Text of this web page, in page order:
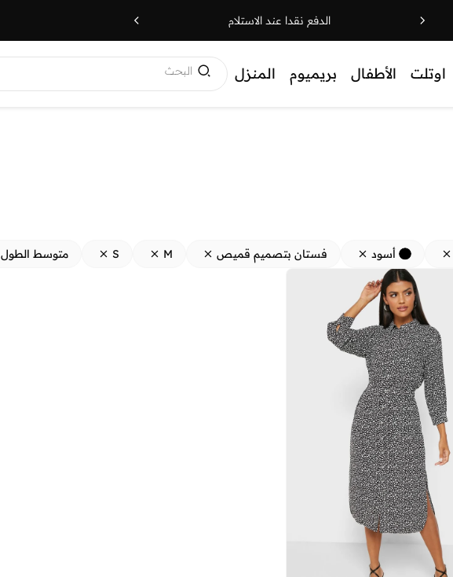
الدفع نقدا عند الاستلام
اوتلت الأطفال بريميوم المنزل البحث
أسود فستان بتصميم قميص M
S متوسط الطول